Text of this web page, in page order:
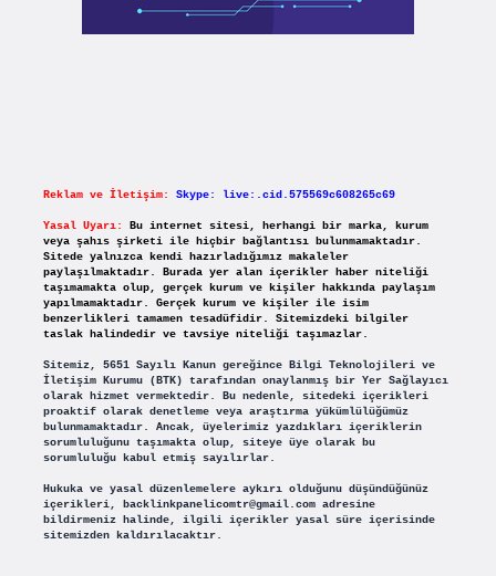
Reklam ve İletişim: Skype: live:.cid.575569c608265c69
Yasal Uyarı:
Bu internet sitesi, herhangi bir marka, kurum
veya şahıs şirketi ile hiçbir bağlantısı bulunmamaktadır.
Sitede yalnızca kendi hazırladığımız makaleler
paylaşılmaktadır. Burada yer alan içerikler haber niteliği
taşımamakta olup, gerçek kurum ve kişiler hakkında paylaşım
yapılmamaktadır. Gerçek kurum ve kişiler ile isim
benzerlikleri tamamen tesadüfidir. Sitemizdeki bilgiler
taslak halindedir ve tavsiye niteliği taşımazlar.
Sitemiz, 5651 Sayılı Kanun gereğince Bilgi Teknolojileri ve
İletişim Kurumu (BTK) tarafından onaylanmış bir Yer Sağlayıcı
olarak hizmet vermektedir. Bu nedenle, sitedeki içerikleri
proaktif olarak denetleme veya araştırma yükümlülüğümüz
bulunmamaktadır. Ancak, üyelerimiz yazdıkları içeriklerin
sorumluluğunu taşımakta olup, siteye üye olarak bu
sorumluluğu kabul etmiş sayılırlar.
Hukuka ve yasal düzenlemelere aykırı olduğunu düşündüğünüz
içerikleri, backlinkpanelicomtr@gmail.comadresine
bildirmeniz halinde, ilgili içerikler yasal süre içerisinde
sitemizden kaldırılacaktır.